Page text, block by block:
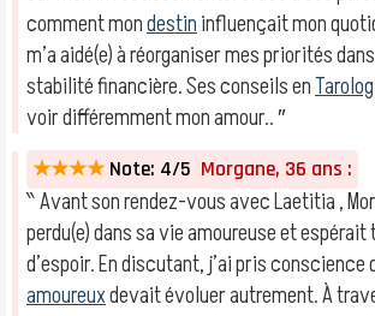
comment mondestininfluençait mon
m’a aidé(e) à réorganiser mes priorités
stabilité financière. Ses conseils en
voir différemment mon amour.. ″
★★★★ Note: 4/5 Morgane, 36 ans :
‶ Avant son rendez-vous avec Laetitia ,
perdu(e) dans sa vie amoureuse et
d’espoir. En discutant, j’ai pris conscience
amoureuxdevait évoluer autrement. À